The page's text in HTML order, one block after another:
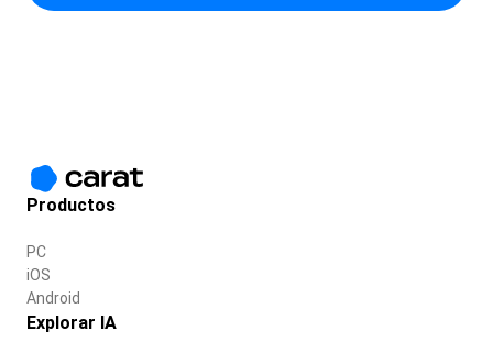
Productos
PC
iOS
Android
Explorar IA